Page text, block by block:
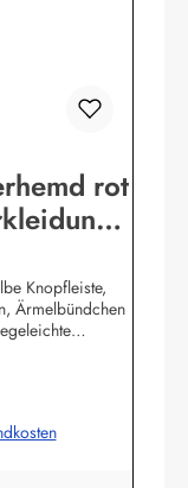
rot
Knopfleiste,
Ärmelbündchen